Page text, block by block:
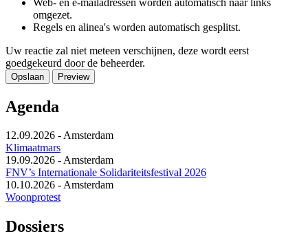
omgezet.
Regels en alinea's worden automatisch gesplitst.
Uw reactie zal niet meteen verschijnen, deze wordt eerst
goedgekeurd door de beheerder.
Agenda
12.09.2026 -Amsterdam
Klimaatmars
19.09.2026 -Amsterdam
FNV’s Internationale Solidariteitsfestival 2026
10.10.2026 -Amsterdam
Woonprotest
Dossiers